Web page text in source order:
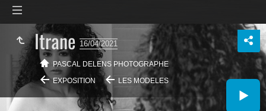
Itrane 16/04/2021
PASCAL DELENS PHOTOGRAPHE
EXPOSITION
LES MODELES